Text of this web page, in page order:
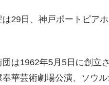
29日、神戸ポートピア
は1962年5月5日に創立
華芸術劇場公演、ソウ